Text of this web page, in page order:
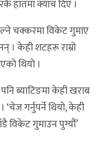
हातमा क्याच दिए ।
चक्करमा विकेट गुमाए
केही शटहरू राम्रो
थियो ।
ब्याटिङमा केही खराब
गर्नुपर्ने थियो, केही
गुमाउन पुग्यौं’